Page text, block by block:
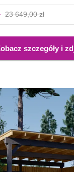
23 649,00 zł
szczegóły i